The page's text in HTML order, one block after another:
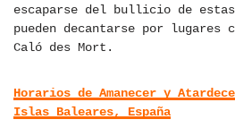
escaparse del bullicio de
pueden decantarse por lugares
Caló des Mort.
Horarios de Amanecer y
Islas Baleares, España